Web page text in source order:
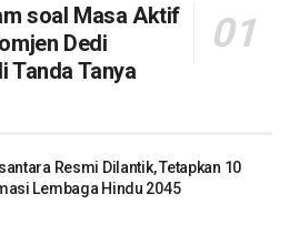
soal Masa Aktif
Dedi
Tanda Tanya
Resmi Dilantik, Tetapkan 10
Lembaga Hindu 2045